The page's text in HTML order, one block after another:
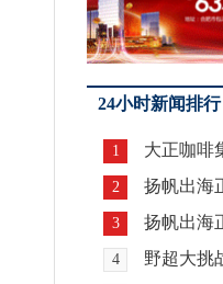
24小时新闻排行
1 大正咖啡
2 扬帆出海
3 扬帆出海
4 野超大挑